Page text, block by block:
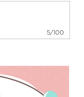
5/100